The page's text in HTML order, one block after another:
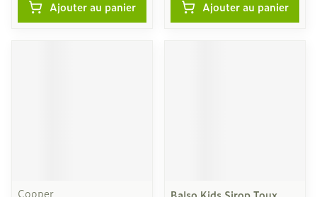
Ajouter au panier Ajouter au panier
Cooper